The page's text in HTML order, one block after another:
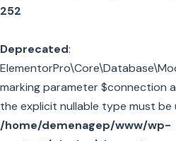
252
Deprecated:
marking parameter $connection
the explicit nullable type must be
/home/demenagep/www/wp-